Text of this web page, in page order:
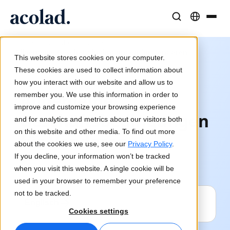
This website stores cookies on your computer.
These cookies are used to collect information about
how you interact with our website and allow us to
remember you. We use this information in order to
improve and customize your browsing experience
and for analytics and metrics about our visitors both
on this website and other media. To find out more
about the cookies we use, see our Privacy Policy.
If you decline, your information won’t be tracked
when you visit this website. A single cookie will be
used in your browser to remember your preference
not to be tracked.
Cookies settings
Übersetzung
KI-Geschwindigkeit, menschliche Präzision
Dolmetschen
Nahtlose Kommunikation überall
Medien und Unterhaltung
Bringen Sie Geschichten auf jeden Bildschirm
Beratung und Outsourcing
Lia Translate
Sofortige, markenkonsistente Übersetzungen
Lia Live
Dolmetschen neu definiert
Übersetzungs-APIs und Konnektoren
Nahtlose Integration in Ihre Workflows
KI-Dolmetschen
Erfolgsgeschichten
Reale Ergebnisse bei unseren Kunden
Artikel
Experteneinschätzungen zu globalen Inhalten
E-Books
Detaillierte Leitfäden und Strategien
Webinare auf Abruf
Über Acolad
Nachhaltigkeit
Partner
Neuigkeiten
Allgemeine
Geschäftsbedingungen
für Vendoren